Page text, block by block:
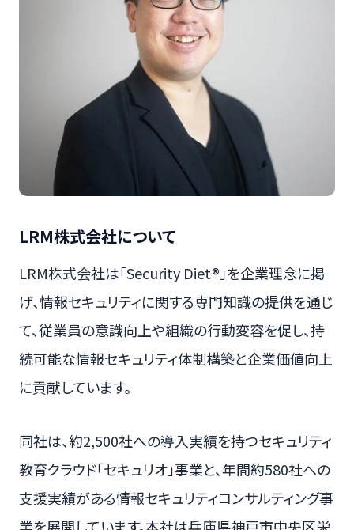
LRM株式会社について
LRM株式会社は「Security Diet®」を企業理念に掲
げ、情報セキュリティに関する専門知識の提供を通じ
て、従業員の意識向上や組織の行動変容を促し、持
続可能な情報セキュリティ体制構築と企業価値向上
に貢献しています。
同社は、約2,500社への導入実績を持つセキュリティ
教育クラウド「セキュリオ」事業と、年間約580社への
支援実績がある情報セキュリティコンサルティング事